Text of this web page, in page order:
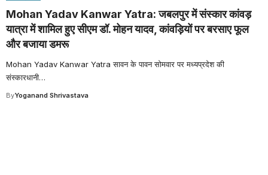
Mohan Yadav Kanwar Yatra: जबलपुर में संस्कार कांवड़
यात्रा में शामिल हुए सीएम डॉ. मोहन यादव, कांवड़ियों पर बरसाए फूल
और बजाया डमरू
Mohan Yadav Kanwar Yatra सावन के पावन सोमवार पर मध्यप्रदेश की
संस्कारधानी…
ByYoganand Shrivastava